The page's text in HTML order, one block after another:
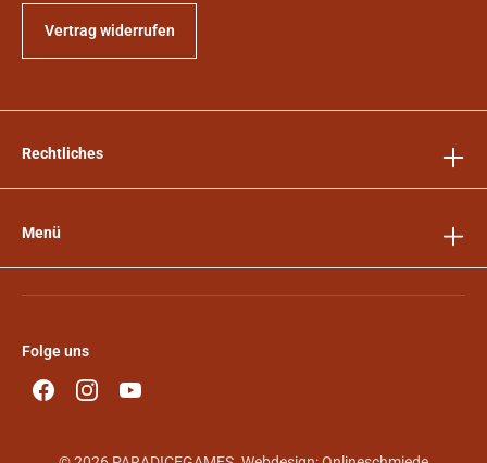
Vertrag widerrufen
Rechtliches
Menü
Folge uns